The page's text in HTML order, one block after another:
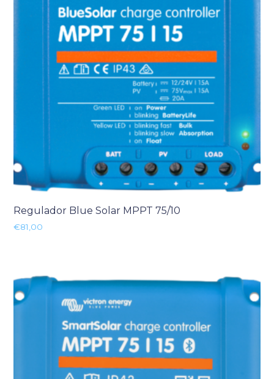
Regulador Blue Solar MPPT 75/10
€81,00